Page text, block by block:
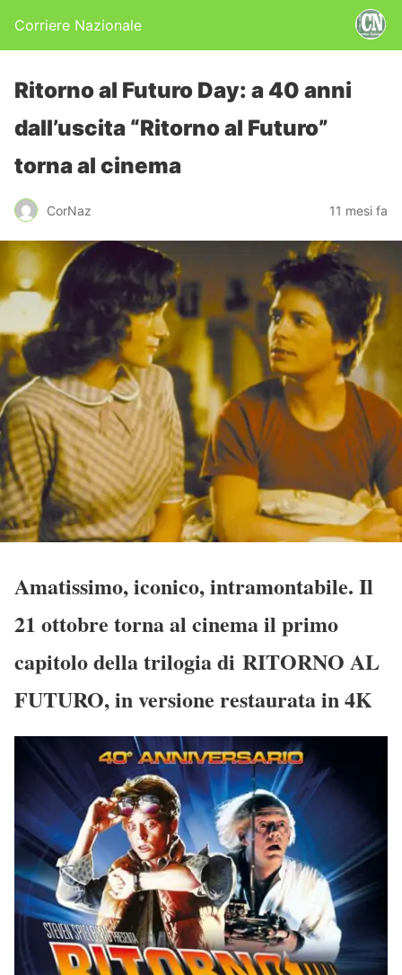
Corriere Nazionale
Ritorno al Futuro Day: a 40 anni
dall’uscita “Ritorno al Futuro”
torna al cinema
CorNaz 11 mesi fa
Amatissimo, iconico, intramontabile. Il
21 ottobre torna al cinema il primo
capitolo della trilogia di RITORNO AL
FUTURO, in versione restaurata in 4K